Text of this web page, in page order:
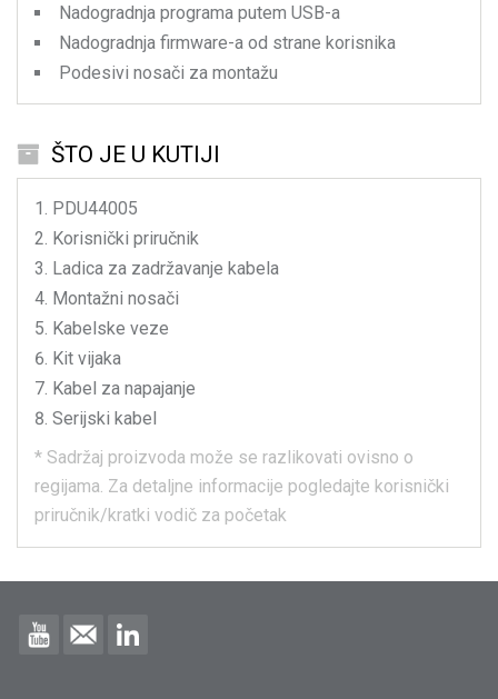
Nadogradnja programa putem USB-a
Nadogradnja firmware-a od strane korisnika
Podesivi nosači za montažu
ŠTO JE U KUTIJI
PDU44005
Korisnički priručnik
Ladica za zadržavanje kabela
Montažni nosači
Kabelske veze
Kit vijaka
Kabel za napajanje
Serijski kabel
* Sadržaj proizvoda može se razlikovati ovisno o
regijama. Za detaljne informacije pogledajte korisnički
priručnik/kratki vodič za početak